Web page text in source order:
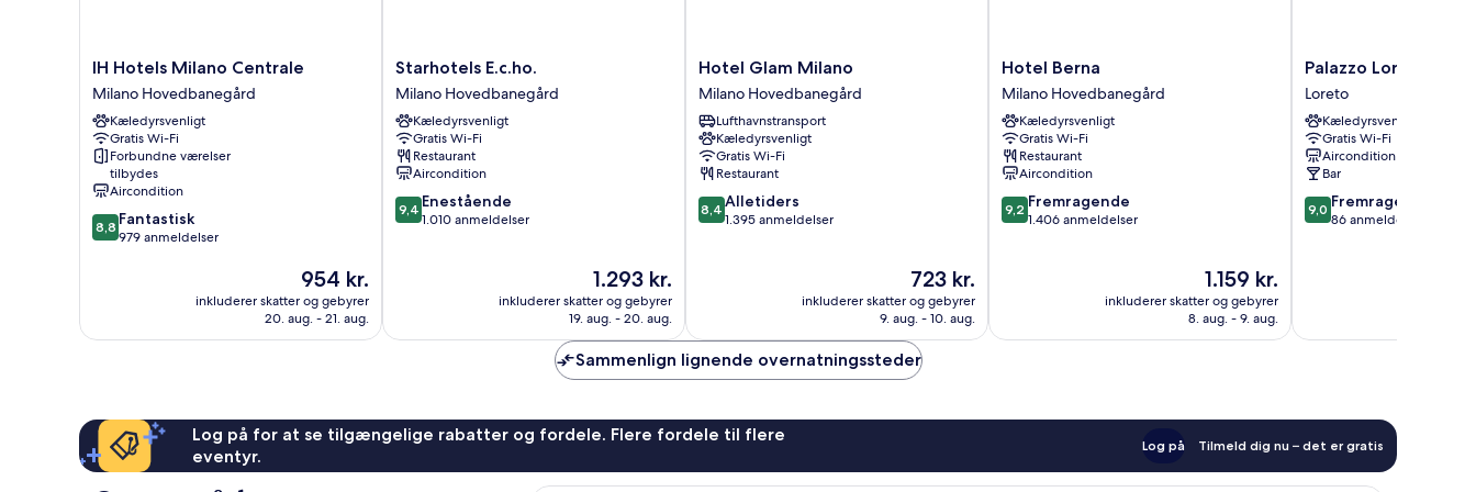
IH
Hotels
Milano
Centrale
Milano
Hovedbanegård
IH Hotels Milano Centrale
Milano Hovedbanegård
Kæledyrsvenligt
Gratis Wi-Fi
Forbundne værelser
tilbydes
Aircondition
8.8
ud
anmeldelser
8,8 Fantastisk
979 anmeldelser
Prisen
er
954 kr.
954 kr.
inkluderer skatter og gebyrer
20. aug. - 21. aug.
Starhotels
E.c.ho.
Milano
Hovedbanegård
Starhotels E.c.ho.
Milano Hovedbanegård
Kæledyrsvenligt
Gratis Wi-Fi
Restaurant
Aircondition
9.4
ud
9,4 Enestående
1.010 anmeldelser
Prisen
er
1.293 kr.
1.293 kr.
inkluderer skatter og gebyrer
19. aug. - 20. aug.
Hotel
Glam
Milano
Milano
Hovedbanegård
Hotel Glam Milano
Milano Hovedbanegård
Lufthavnstransport
Kæledyrsvenligt
Gratis Wi-Fi
Restaurant
8.4
ud
8,4 Alletiders
1.395 anmeldelser
Prisen
er
723 kr.
723 kr.
inkluderer skatter og gebyrer
9. aug. - 10. aug.
Hotel
Berna
Milano
Hovedbanegård
Hotel Berna
Milano Hovedbanegård
Kæledyrsvenligt
Gratis Wi-Fi
Restaurant
Aircondition
9.2
ud
9,2 Fremragende
1.406 anmeldelser
Prisen
er
1.159 kr.
1.159 kr.
inkluderer skatter og gebyrer
8. aug. - 9. aug.
Palazzo
Loreto
Hotel
Milano
Loreto
Palazzo Loreto
Loreto
Kæledyrsvenligt
Gratis Wi-Fi
Aircondition
Bar
9.0
ud
9,0 Fremragende
86 anmeldelser
Sammenlign lignende overnatningssteder
Log på for at se tilgængelige rabatter og fordele. Flere fordele til flere
eventyr.
Log på Tilmeld dig nu – det er gratis